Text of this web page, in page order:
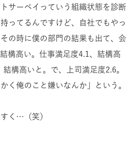
サーベイっていう組織状態を診断
ってるんですけど、自社でもやっ
の時に僕の部門の結果も出て、会
構高い。仕事満足度4.1、結構高
構高いと。で、上司満足度2.6。
く俺のこと嫌いなんか」という。
く…（笑）